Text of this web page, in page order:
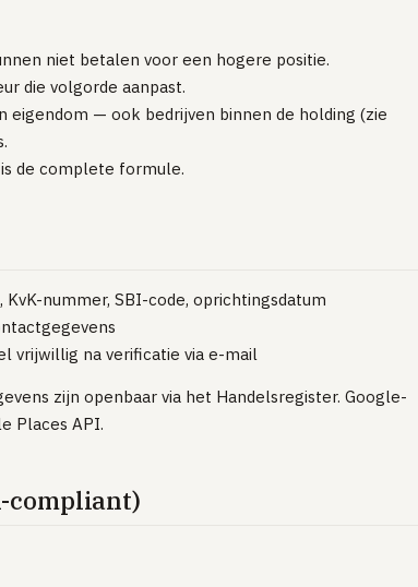
niet betalen voor een hogere positie.
die volgorde aanpast.
eigendom — ook bedrijven binnen de holding (zie
de complete formule.
nummer, SBI-code, oprichtingsdatum
vrijwillig na verificatie via e-mail
zijn openbaar via het Handelsregister. Google-
Places API.
compliant)